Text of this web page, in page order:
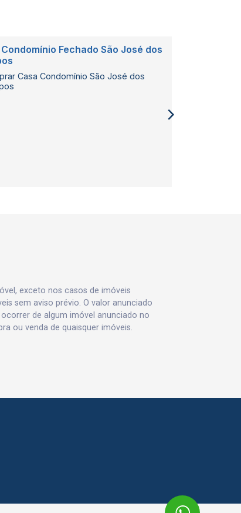
Fechado São José dos
Casa Condomínio São José dos
exceto nos casos de imóveis
sem aviso prévio. O valor anunciado
de algum imóvel anunciado no
ou venda de quaisquer imóveis.